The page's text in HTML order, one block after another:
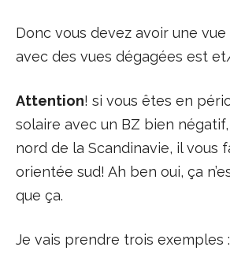
Donc vous devez avoir une
avec des vues dégagées est
Attention! si vous êtes en
solaire avec un BZ bien
nord de la Scandinavie, il vous
orientée sud! Ah ben oui, ça
que ça.
Je vais prendre trois exemples :